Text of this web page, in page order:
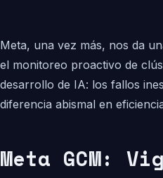
Meta, una vez más, nos da
el monitoreo proactivo de
desarrollo de IA: los fallos
diferencia abismal en
Meta GCM: